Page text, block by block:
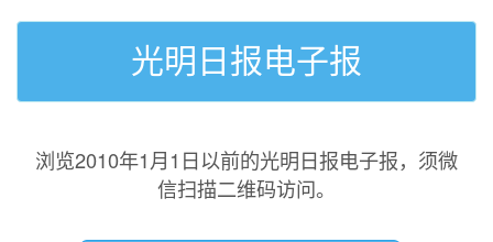
光明日报电子报
浏览2010年1月1日以前的光明日报电子报，须微
信扫描二维码访问。